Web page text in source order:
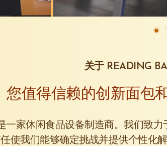
关于 READING
您值得信赖的创新面包
一家休闲食品设备制造商。我们致
使我们能够确定挑战并提供个性化